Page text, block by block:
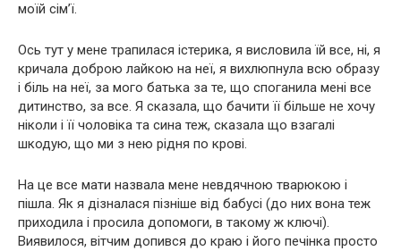
моїй сім’ї.
Ось тут у мене трапилася істерика, я висловила їй все, ні, я
кричала доброю лайкою на неї, я вихлюпнула всю образу
і біль на неї, за мого батька за те, що споганила мені все
дитинство, за все. Я сказала, що бачити її більше не хочу
ніколи і її чоловіка та сина теж, сказала що взагалі
шкодую, що ми з нею рідня по крові.
На це все мати назвала мене невдячною тварюкою і
пішла. Як я дізналася пізніше від бабусі (до них вона теж
приходила і просила допомоги, в такому ж ключі).
Виявилося, вітчим допився до краю і його печінка просто